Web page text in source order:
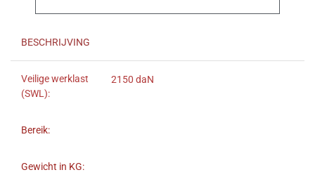
BESCHRIJVING
Veilige werklast
(SWL):
2150 daN
Bereik:
Gewicht in KG: